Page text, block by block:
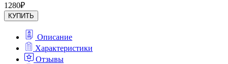
1280₽
КУПИТЬ
Описание
Характеристики
Отзывы